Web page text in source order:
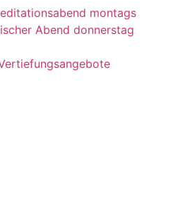
montags
Abend donnerstag